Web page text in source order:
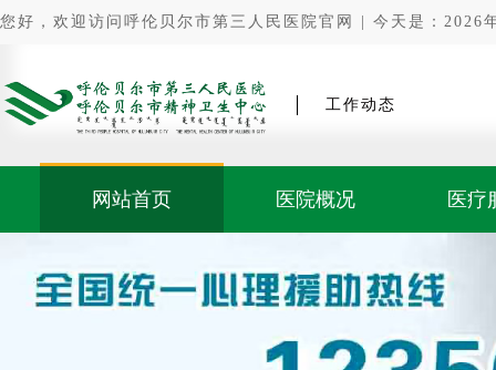
您好，欢迎访问呼伦贝尔市第三人民医院官网 | 今天是：2026
工作动态
网站首页 医院概况 医疗